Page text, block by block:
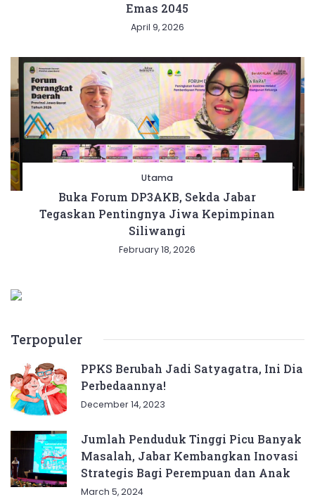
Emas 2045
April 9, 2026
Utama
Buka Forum DP3AKB, Sekda Jabar
Tegaskan Pentingnya Jiwa Kepimpinan
Siliwangi
February 18, 2026
Terpopuler
PPKS Berubah Jadi Satyagatra, Ini Dia
Perbedaannya!
December 14, 2023
Jumlah Penduduk Tinggi Picu Banyak
Masalah, Jabar Kembangkan Inovasi
Strategis Bagi Perempuan dan Anak
March 5, 2024